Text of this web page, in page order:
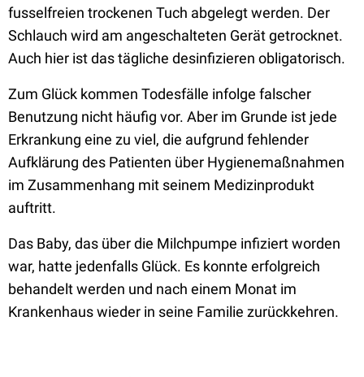
fusselfreien trockenen Tuch abgelegt werden. Der
Schlauch wird am angeschalteten Gerät getrocknet.
Auch hier ist das tägliche desinfizieren obligatorisch.
Zum Glück kommen Todesfälle infolge falscher
Benutzung nicht häufig vor. Aber im Grunde ist jede
Erkrankung eine zu viel, die aufgrund fehlender
Aufklärung des Patienten über Hygienemaßnahmen
im Zusammenhang mit seinem Medizinprodukt
auftritt.
Das Baby, das über die Milchpumpe infiziert worden
war, hatte jedenfalls Glück. Es konnte erfolgreich
behandelt werden und nach einem Monat im
Krankenhaus wieder in seine Familie zurückkehren.